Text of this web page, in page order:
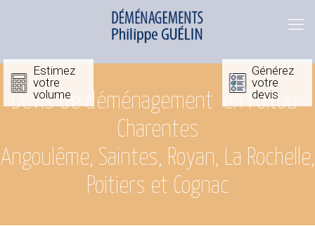
Estimez
votre
volume
Générez
votre
devis
Devis de déménagement en Poitou-
Charentes
Angoulême, Saintes, Royan, La Rochelle,
Poitiers et Cognac